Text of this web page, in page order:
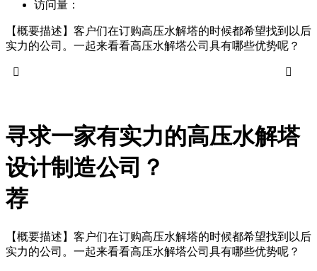
访问量：
【概要描述】 ​客户们在订购高压水解塔的时候都希望找到以后
实力的公司。一起来看看高压水解塔公司具有哪些优势呢？


寻求一家有实力的高压水解塔
设计制造公司？
荐
【概要描述】 ​客户们在订购高压水解塔的时候都希望找到以后
实力的公司。一起来看看高压水解塔公司具有哪些优势呢？